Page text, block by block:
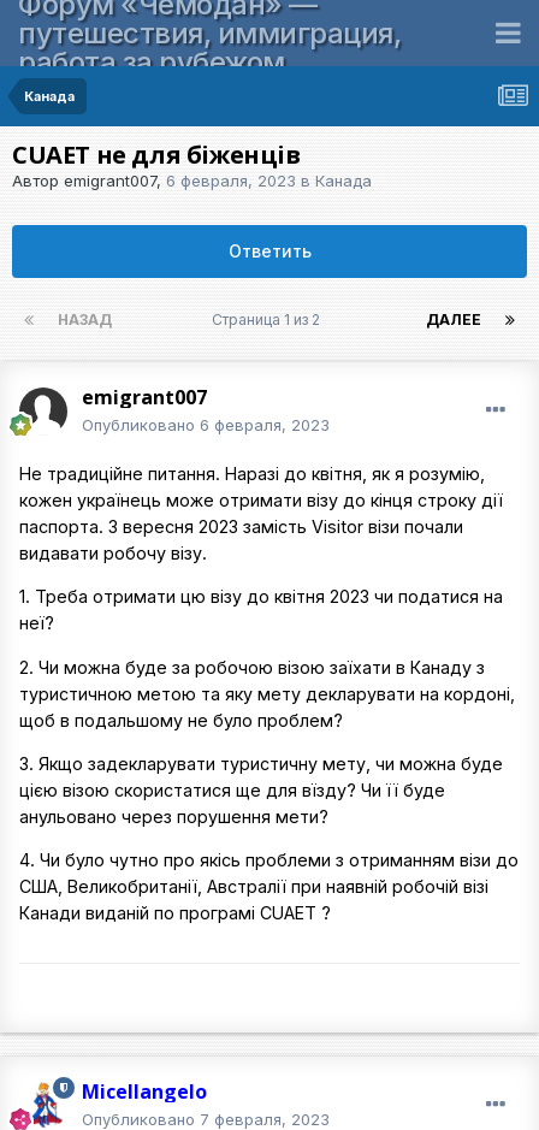
путешествия, иммиграция,
работа за рубежом
Канада
CUAET не для біженців
Автор emigrant007, 6 февраля, 2023 в Канада
Ответить
НАЗАД ДАЛЕЕ
Страница 1 из 2
emigrant007
Опубликовано 6 февраля, 2023
Не традиційне питання. Наразі до квітня, як я розумію,
кожен українець може отримати візу до кінця строку дії
паспорта. З вересня 2023 замість Visitor візи почали
видавати робочу візу.
1. Треба отримати цю візу до квітня 2023 чи податися на
неї?
2. Чи можна буде за робочою візою заїхати в Канаду з
туристичною метою та яку мету декларувати на кордоні,
щоб в подальшому не було проблем?
3. Якщо задекларувати туристичну мету, чи можна буде
цією візою скористатися ще для вїзду? Чи її буде
анульовано через порушення мети?
4. Чи було чутно про якісь проблеми з отриманням візи до
США, Великобританії, Австралії при наявній робочій візі
Канади виданій по програмі CUAET ?
Micellangelo
Опубликовано 7 февраля, 2023